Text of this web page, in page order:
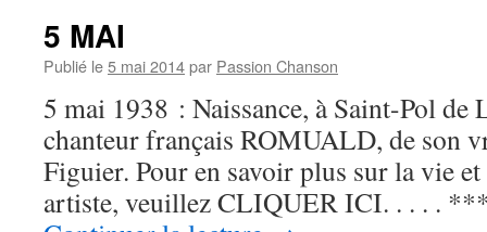
5 MAI
Publié le5 mai 2014par Passion Chanson
5 mai 1938 : Naissance, à Saint-Pol de
chanteur français ROMUALD, de son
Figuier. Pour en savoir plus sur la vie
artiste, veuillez CLIQUER ICI. . . .